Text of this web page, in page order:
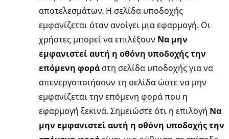
αποτελεσμάτων. Η σελίδα υποδοχής
εμφανίζεται όταν ανοίγει μια εφαρμογή. Οι
χρήστες μπορεί να επιλέξουν Να μην
εμφανιστεί αυτή η οθόνη υποδοχής την
επόμενη φοράστη σελίδα υποδοχής για να
απενεργοποιήσουν τη σελίδα ώστε να μην
εμφανίζεται την επόμενη φορά που η
εφαρμογή ξεκινά. Σημειώστε ότι η επιλογή Να
μην εμφανιστεί αυτή η οθόνη υποδοχής την